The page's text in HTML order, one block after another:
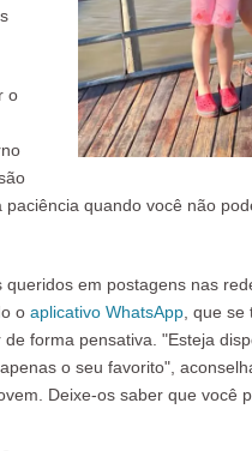
o
quando você não
em postagens nas
o aplicativo WhatsApp , que
forma pensativa. "Esteja
o seu favorito",
Deixe-os saber que você